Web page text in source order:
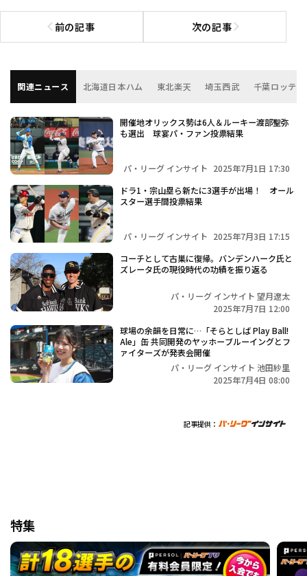
前の記事
前の記事へ 次の記事次の記事へ
関連ニュース 北海道日本ハム 東北楽天 埼玉西武 千葉ロッテ
開催地オリックス勢は6人＆ルーキー渡部聖弥
も選出 球宴パ・ファン投票結果
パ・リーグ インサイト 2025年7月1日 17:30
ドラ1・宗山塁ら新たに3選手が出場！ オール
スター選手間投票結果
パ・リーグ インサイト 2025年7月3日 17:15
コーチとして古巣に復帰。バンデンハーク氏と
ズレータ氏の現役時代の功績を振り返る
パ・リーグ インサイト 望月遼太
2025年7月7日 12:00
球場の余韻を日常に…「そらとしば Play Ball!
Ale」缶 共同開発のヤッホーブルーイングとフ
ァイターズが発表会開催
パ・リーグ インサイト 池田紗里
2025年7月4日 08:00
記事提供：
特集